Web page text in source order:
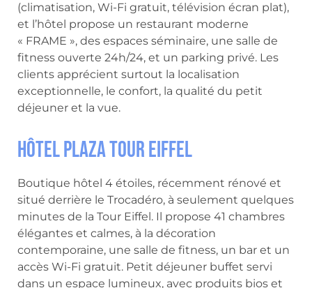
(climatisation, Wi-Fi gratuit, télévision écran plat),
et l’hôtel propose un restaurant moderne
« FRAME », des espaces séminaire, une salle de
fitness ouverte 24h/24, et un parking privé. Les
clients apprécient surtout la localisation
exceptionnelle, le confort, la qualité du petit
déjeuner et la vue.
Hôtel Plaza Tour Eiffel
Boutique hôtel 4 étoiles, récemment rénové et
situé derrière le Trocadéro, à seulement quelques
minutes de la Tour Eiffel. Il propose 41 chambres
élégantes et calmes, à la décoration
contemporaine, une salle de fitness, un bar et un
accès Wi-Fi gratuit. Petit déjeuner buffet servi
dans un espace lumineux, avec produits bios et